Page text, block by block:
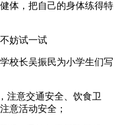
体，把自己的身体练得特
妨试一试
长吴振民为小学生们写
意交通安全、饮食卫
意活动安全；